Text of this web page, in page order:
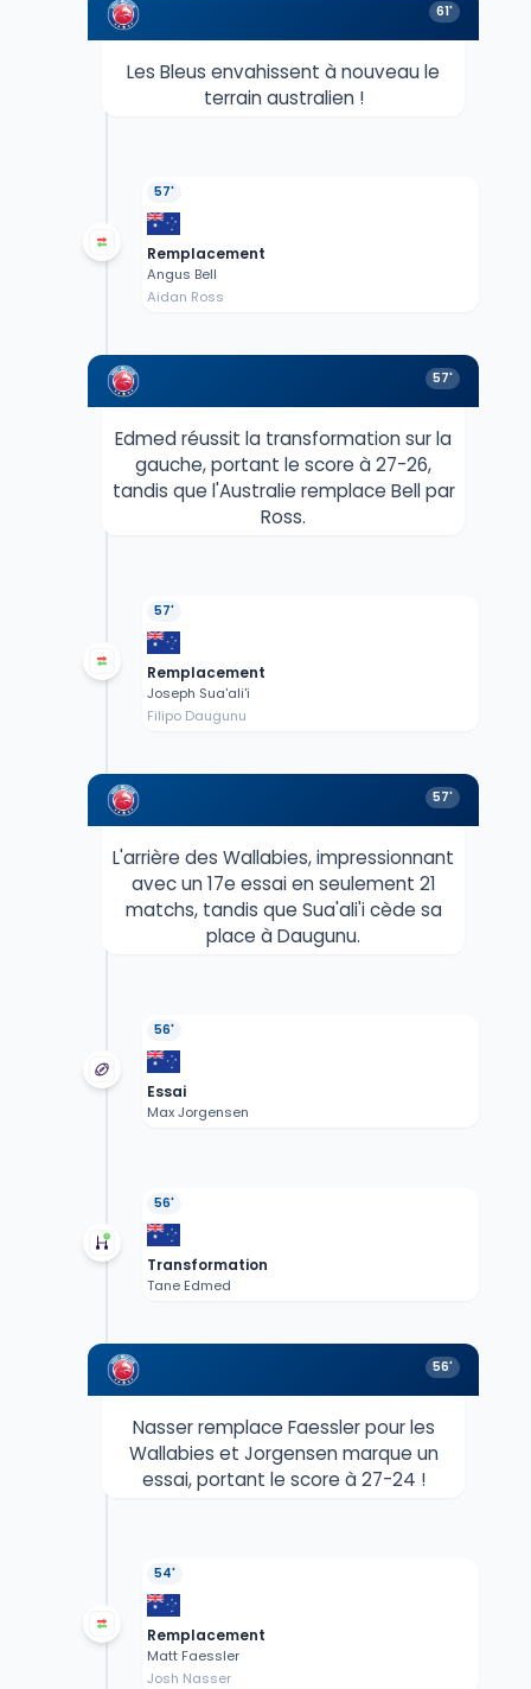
61'
Les Bleus envahissent à nouveau le
terrain australien !
57'
Remplacement
Angus Bell
Aidan Ross
57'
Edmed réussit la transformation sur la
gauche, portant le score à 27-26,
tandis que l'Australie remplace Bell par
Ross.
57'
Remplacement
Joseph Sua'ali'i
Filipo Daugunu
57'
L'arrière des Wallabies, impressionnant
avec un 17e essai en seulement 21
matchs, tandis que Sua'ali'i cède sa
place à Daugunu.
56'
Essai
Max Jorgensen
56'
Transformation
Tane Edmed
56'
Nasser remplace Faessler pour les
Wallabies et Jorgensen marque un
essai, portant le score à 27-24 !
54'
Remplacement
Matt Faessler
Josh Nasser